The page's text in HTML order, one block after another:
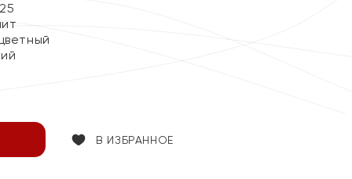
В ИЗБРАННОЕ